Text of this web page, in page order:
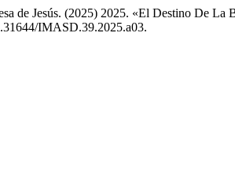
de Jesús. (2025) 2025. «El Destino De
IMASD.39.2025.a03.